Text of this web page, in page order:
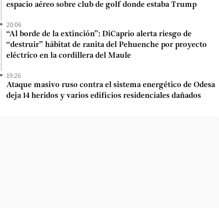
espacio aéreo sobre club de golf donde estaba Trump
20:06
“Al borde de la extinción”: DiCaprio alerta riesgo de
“destruir” hábitat de ranita del Pehuenche por proyecto
eléctrico en la cordillera del Maule
19:26
Ataque masivo ruso contra el sistema energético de Odesa
deja 14 heridos y varios edificios residenciales dañados